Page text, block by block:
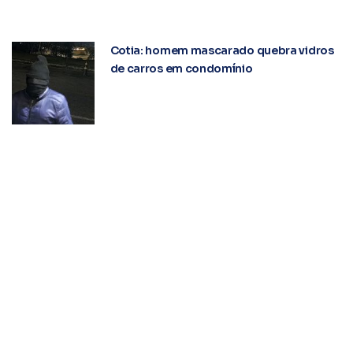
Cotia: homem mascarado quebra vidros
de carros em condomínio